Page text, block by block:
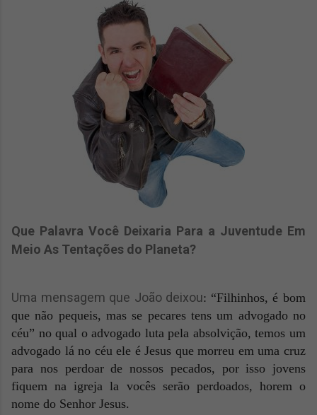
Que Palavra Você Deixaria Para a Juventude Em
Meio As Tentações do Planeta?
Uma mensagem que João deixou: “Filhinhos, é bom
que não pequeis, mas se pecares tens um advogado no
céu” no qual o advogado luta pela absolvição, temos um
advogado lá no céu ele é Jesus que morreu em uma cruz
para nos perdoar de nossos pecados, por isso jovens
fiquem na igreja la vocês serão perdoados, horem o
nome do Senhor Jesus.